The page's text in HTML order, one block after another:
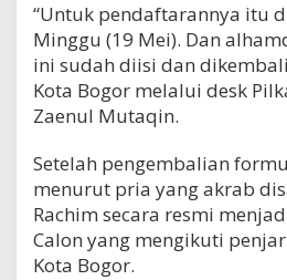
“Untuk pendaftarannya itu
Minggu (19 Mei). Dan
ini sudah diisi dan
Kota Bogor melalui desk
Zaenul Mutaqin.
Setelah pengembalian
menurut pria yang akrab
Rachim secara resmi
Calon yang mengikuti
Kota Bogor.